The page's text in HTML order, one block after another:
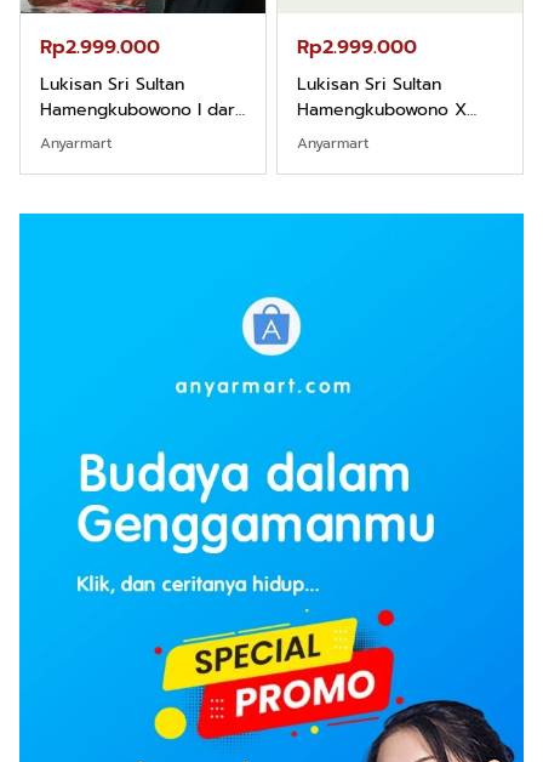
Rp2.999.000
Lukisan Sri Sultan
Hamengkubowono I dari
Kopi Karya Rudi Winarso
Anyarmart
Rp2.999.000
Lukisan Sri Sultan
Hamengkubowono X
dari Kopi Karya Rudi
Winarso
Anyarmart